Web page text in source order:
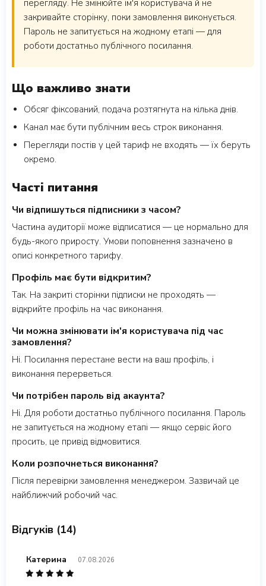
перегляду. Не змінюйте ім'я користувача й не
закривайте сторінку, поки замовлення виконується.
Пароль не запитується на жодному етапі — для
роботи достатньо публічного посилання.
Що важливо знати
Обсяг фіксований, подача розтягнута на кілька днів.
Канал має бути публічним весь строк виконання.
Перегляди постів у цей тариф не входять — їх беруть
окремо.
Часті питання
Чи відпишуться підписники з часом?
Частина аудиторії може відписатися — це нормально для
будь-якого приросту. Умови поповнення зазначено в
описі конкретного тарифу.
Профіль має бути відкритим?
Так. На закриті сторінки підписки не проходять —
відкрийте профіль на час виконання.
Чи можна змінювати ім'я користувача під час
замовлення?
Ні. Посилання перестане вести на ваш профіль, і
виконання перерветься.
Чи потрібен пароль від акаунта?
Ні. Для роботи достатньо публічного посилання. Пароль
не запитується на жодному етапі — якщо сервіс його
просить, це привід відмовитися.
Коли розпочнеться виконання?
Після перевірки замовлення менеджером. Зазвичай це
найближчий робочий час.
Відгуків (14)
Катерина 07.08.2026